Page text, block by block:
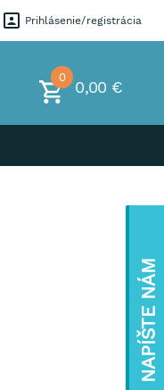
Prihlásenie registrácia
0
0,00 €
NAPÍŠTE NÁM